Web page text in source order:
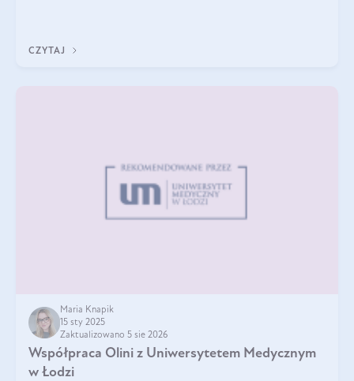
CZYTAJ
Maria Knapik
15 sty 2025
Zaktualizowano 5 sie 2026
Współpraca Olini z Uniwersytetem Medycznym
w Łodzi